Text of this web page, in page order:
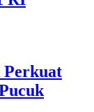
Perkuat